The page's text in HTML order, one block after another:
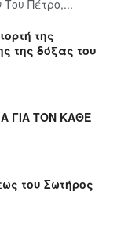
Του Πέ­τρο,...
της
της δόξας του
ΓΙΑ ΤΟΝ ΚΑΘΕ
του Σωτήρος